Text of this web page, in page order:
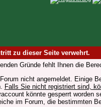
zu dieser Seite verwehrt.
Gründe fehlt Ihnen die
nicht angemeldet. Einige
Falls Sie nicht registriert sind,
könnte gesperrt worden
im Forum, die bestimmten